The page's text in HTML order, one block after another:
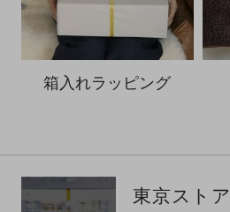
箱入れラッピング
東京ストア